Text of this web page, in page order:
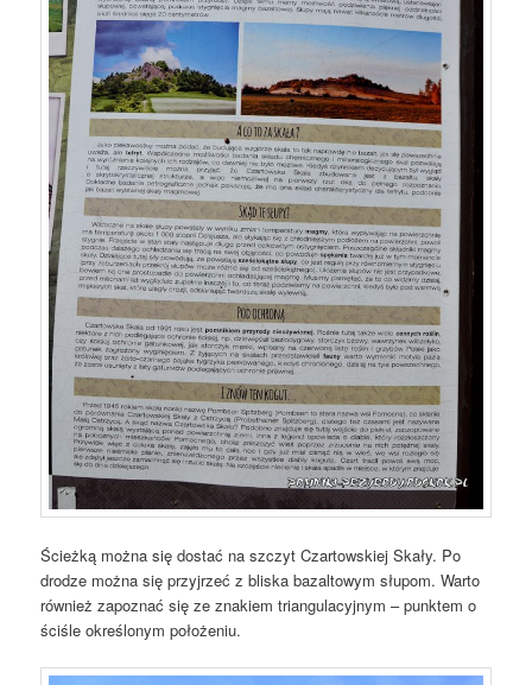
Ścieżką można się dostać na szczyt Czartowskiej Skały. Po
drodze można się przyjrzeć z bliska bazaltowym słupom. Warto
również zapoznać się ze znakiem triangulacyjnym – punktem o
ściśle określonym położeniu.